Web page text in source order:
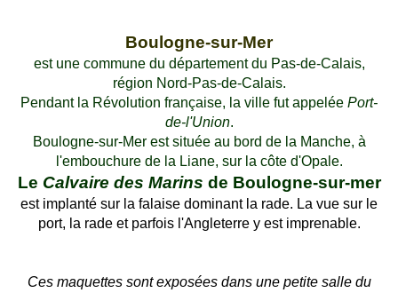
Boulogne-sur-Mer
est une commune du département du Pas-de-Calais,
région Nord-Pas-de-Calais.
Pendant la Révolution française, la ville fut appelée Port-
de-l'Union.
Boulogne-sur-Mer est située au bord de la Manche, à
l'embouchure de la Liane, sur la côte d'Opale.
Le Calvaire des Marins de Boulogne-sur-mer
est implanté sur la falaise dominant la rade. La vue sur le
port, la rade et parfois l'Angleterre y est imprenable.
Ces maquettes sont exposées dans une petite salle du